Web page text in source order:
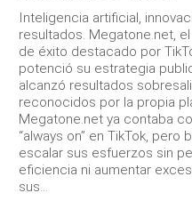
Inteligencia artificial,
resultados. Megatone.net,
de éxito destacado por
potenció su estrategia
alcanzó resultados
reconocidos por la propia
Megatone.net ya contaba
“always on” en TikTok, pero
escalar sus esfuerzos sin
eficiencia ni aumentar
sus...